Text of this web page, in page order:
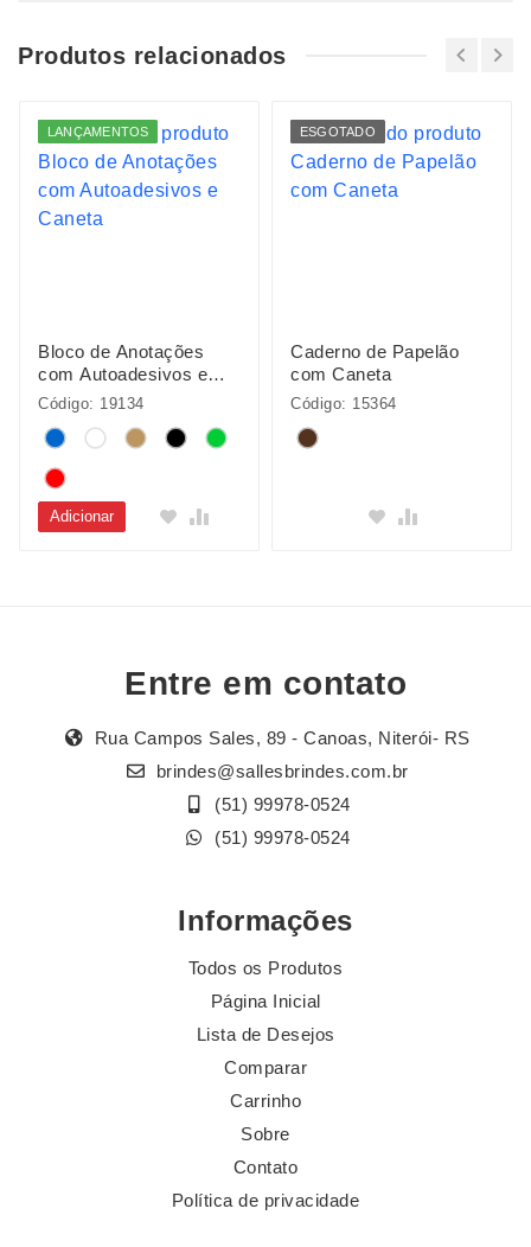
Produtos relacionados
LANÇAMENTOS
Bloco de Anotações
com Autoadesivos e
Caneta
Código: 19134
Adicionar
ESGOTADO
Caderno de Papelão
com Caneta
Código: 15364
Entre em contato
Rua Campos Sales, 89 - Canoas, Niterói- RS
brindes@sallesbrindes.com.br
(51) 99978-0524
(51) 99978-0524
Informações
Todos os Produtos
Página Inicial
Lista de Desejos
Comparar
Carrinho
Sobre
Contato
Política de privacidade